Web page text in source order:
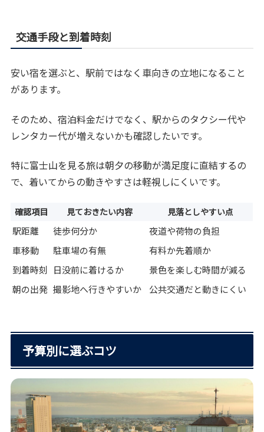
交通手段と到着時刻
安い宿を選ぶと、駅前ではなく車向きの立地になること
があります。
そのため、宿泊料金だけでなく、駅からのタクシー代や
レンタカー代が増えないかも確認したいです。
特に富士山を見る旅は朝夕の移動が満足度に直結するの
で、着いてからの動きやすさは軽視しにくいです。
確認項目 見ておきたい内容 見落としやすい点
駅距離 徒歩何分か
夜道や荷物の負担
車移動
駐車場の有無
有料か先着順か
到着時刻
日没前に着けるか
景色を楽しむ時間が減る
朝の出発 撮影地へ行きやすいか 公共交通だと動きにくい
予算別に選ぶコツ